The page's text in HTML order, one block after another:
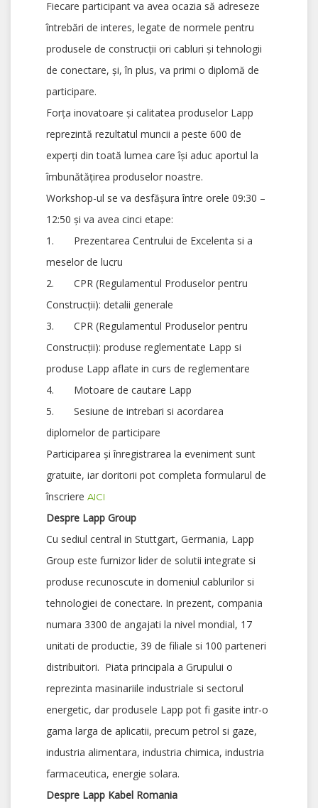
Fiecare participant va avea ocazia să adreseze
întrebări de interes, legate de normele pentru
produsele de construcții ori cabluri și tehnologii
de conectare, și, în plus, va primi o diplomă de
participare.
Forța inovatoare și calitatea produselor Lapp
reprezintă rezultatul muncii a peste 600 de
experți din toată lumea care își aduc aportul la
îmbunătățirea produselor noastre.
Workshop-ul se va desfășura între orele 09:30 –
12:50 și va avea cinci etape:
1. Prezentarea Centrului de Excelenta si a
meselor de lucru
2. CPR (Regulamentul Produselor pentru
Construcții): detalii generale
3. CPR (Regulamentul Produselor pentru
Construcții): produse reglementate Lapp si
produse Lapp aflate in curs de reglementare
4. Motoare de cautare Lapp
5. Sesiune de intrebari si acordarea
diplomelor de participare
Participarea și înregistrarea la eveniment sunt
gratuite, iar doritorii pot completa formularul de
înscriere AICI
Despre Lapp Group
Cu sediul central in Stuttgart, Germania, Lapp
Group este furnizor lider de solutii integrate si
produse recunoscute in domeniul cablurilor si
tehnologiei de conectare. In prezent, compania
numara 3300 de angajati la nivel mondial, 17
unitati de productie, 39 de filiale si 100 parteneri
distribuitori. Piata principala a Grupului o
reprezinta masinariile industriale si sectorul
energetic, dar produsele Lapp pot fi gasite intr-o
gama larga de aplicatii, precum petrol si gaze,
industria alimentara, industria chimica, industria
farmaceutica, energie solara.
Despre Lapp Kabel Romania